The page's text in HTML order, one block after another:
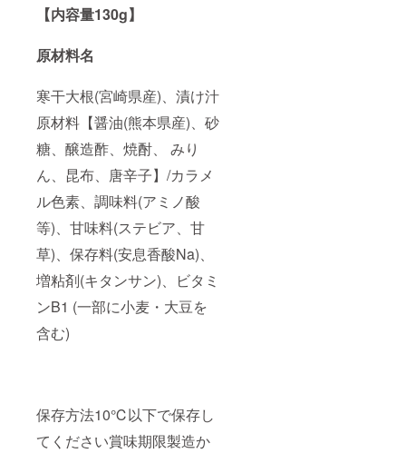
【内容量130g】
原材料名
寒干大根(宮崎県産)、漬け汁
原材料【醤油(熊本県産)、砂
糖、醸造酢、焼酎、 みり
ん、昆布、唐辛子】/カラメ
ル色素、調味料(アミノ酸
等)、甘味料(ステビア、甘
草)、保存料(安息香酸Na)、
増粘剤(キタンサン)、ビタミ
ンB1 (一部に小麦・大豆を
含む)
保存方法10℃以下で保存し
てください賞味期限製造か